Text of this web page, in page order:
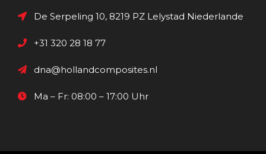
De Serpeling 10, 8219 PZ Lelystad Niederlande
+31 320 28 18 77
dna@hollandcomposites.nl
Ma – Fr: 08:00 – 17:00 Uhr